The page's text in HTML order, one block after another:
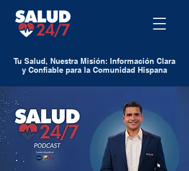
Tu Salud, Nuestra Misión: Información Clara
y Confiable para la Comunidad Hispana